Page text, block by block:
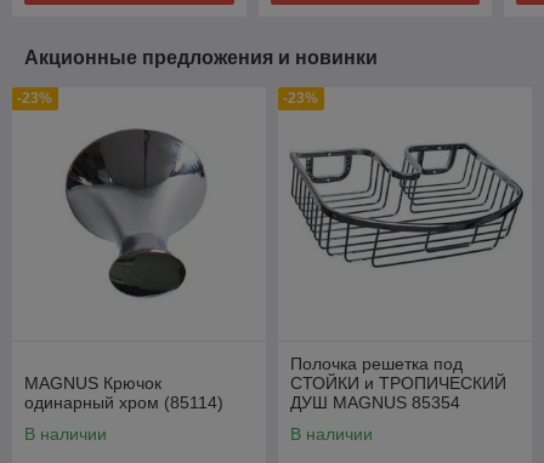
Акционные предложения и новинки
-23%
MAGNUS Крючок
одинарный хром (85114)
В наличии
-23%
Полочка решетка под
СТОЙКИ и ТРОПИЧЕСКИЙ
ДУШ MAGNUS 85354
В наличии